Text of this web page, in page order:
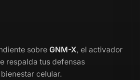
sobre GNM-X, el activador
respalda tus defensas
celular.